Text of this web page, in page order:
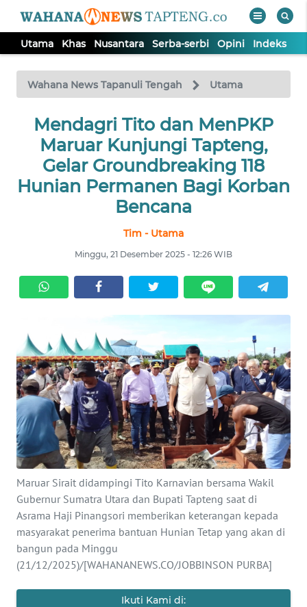
Utama Khas Nusantara Serba-serbi Opini Indeks
Wahana News Tapanuli Tengah Utama
Mendagri Tito dan MenPKP
Maruar Kunjungi Tapteng,
Gelar Groundbreaking 118
Hunian Permanen Bagi Korban
Bencana
Tim - Utama
Minggu, 21 Desember 2025 - 12:26 WIB
Maruar Sirait didampingi Tito Karnavian bersama Wakil
Gubernur Sumatra Utara dan Bupati Tapteng saat di
Asrama Haji Pinangsori memberikan keterangan kepada
masyarakat penerima bantuan Hunian Tetap yang akan di
bangun pada Minggu
(21/12/2025)/[WAHANANEWS.CO/JOBBINSON PURBA]
Ikuti Kami di:
TV
Tutup
UTAMA
KHAS
OPINI
INDEKS
BERITA
KONTAK
KAMI
INFO
IKLAN
TENTANG
KAMI
PEDOMAN
MEDIA
SIBER